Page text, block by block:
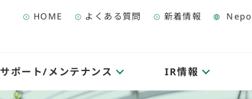
HOME よくある質問 新着情報
サポート/メンテナンス IR情報